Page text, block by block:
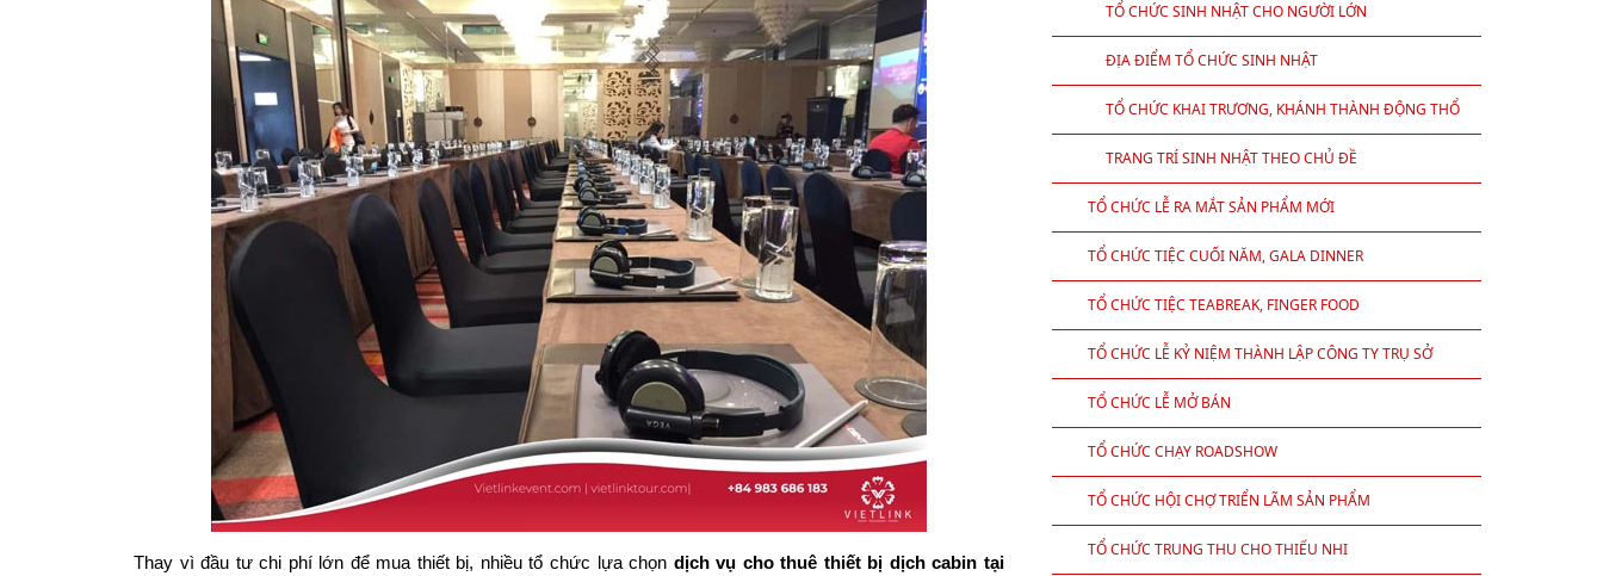
Thay vì đầu tư chi phí lớn để mua thiết bị, nhiều tổ chức lựa chọn dịch vụ cho thuê thiết bị dịch cabin tại
TỔ CHỨC SINH NHẬT CHO NGƯỜI LỚN
ĐỊA ĐIỂM TỔ CHỨC SINH NHẬT
TỔ CHỨC KHAI TRƯƠNG, KHÁNH THÀNH ĐỘNG THỔ
TRANG TRÍ SINH NHẬT THEO CHỦ ĐỀ
TỔ CHỨC LỄ RA MẮT SẢN PHẨM MỚI
TỔ CHỨC TIỆC CUỐI NĂM, GALA DINNER
TỔ CHỨC TIỆC TEABREAK, FINGER FOOD
TỔ CHỨC LỄ KỶ NIỆM THÀNH LẬP CÔNG TY TRỤ SỞ
TỔ CHỨC LỄ MỞ BÁN
TỔ CHỨC CHẠY ROADSHOW
TỔ CHỨC HỘI CHỢ TRIỂN LÃM SẢN PHẨM
TỔ CHỨC TRUNG THU CHO THIẾU NHI